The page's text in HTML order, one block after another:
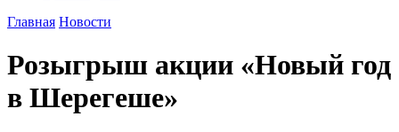
Главная Новости
Розыгрыш акции «Новый год
в Шерегеше»